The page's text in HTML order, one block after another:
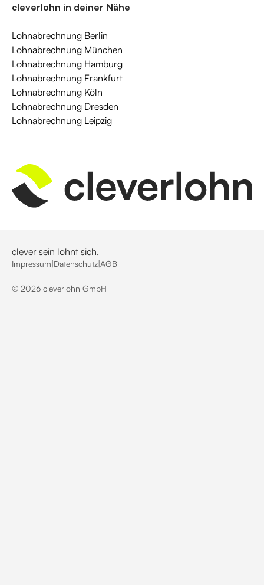
cleverlohn in deiner Nähe
Lohnabrechnung Berlin
Lohnabrechnung München
Lohnabrechnung Hamburg
Lohnabrechnung Frankfurt
Lohnabrechnung Köln
Lohnabrechnung Dresden
Lohnabrechnung Leipzig
clever sein lohnt sich.
Impressum|Datenschutz|AGB
© 2026cleverlohn GmbH